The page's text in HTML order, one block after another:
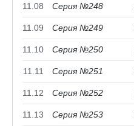
11.08 Серия №248
11.09 Серия №249
11.10 Серия №250
11.11 Серия №251
11.12 Серия №252
11.13 Серия №253